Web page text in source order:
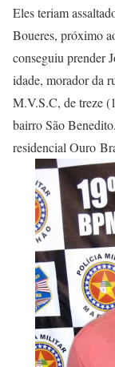
Eles teriam
Boueres, próximo
conseguiu prender
idade, morador da
M.V.S.C, de treze
bairro São
residencial Ouro